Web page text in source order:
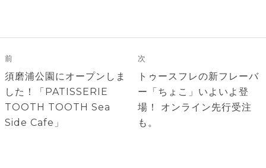
稿
ナ
ビ
ゲ
ー
前
前
の
投
稿:
須磨浦公園にオープンしま
した！「PATISSERIE
TOOTH TOOTH Sea
Side Cafe」
次
次
の
投
稿:
トゥースフレの新フレーバ
ー「ちょこ」いよいよ登
場！ オンライン先行受注
も。